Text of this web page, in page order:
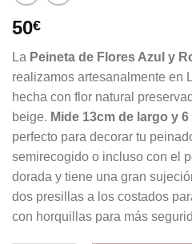
50€
La Peineta de Flores Azul y
realizamos artesanalmente en
hecha con flor natural
beige. Mide 13cm de largo y
perfecto para decorar tu
semirecogido o incluso con el
dorada y tiene una gran
dos presillas a los costados
con horquillas para más